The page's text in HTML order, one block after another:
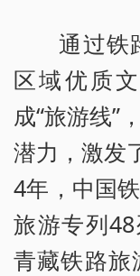
通过铁
区域优质
成“旅游线”
潜力，激发
4年，中国
旅游专列48
青藏铁路旅